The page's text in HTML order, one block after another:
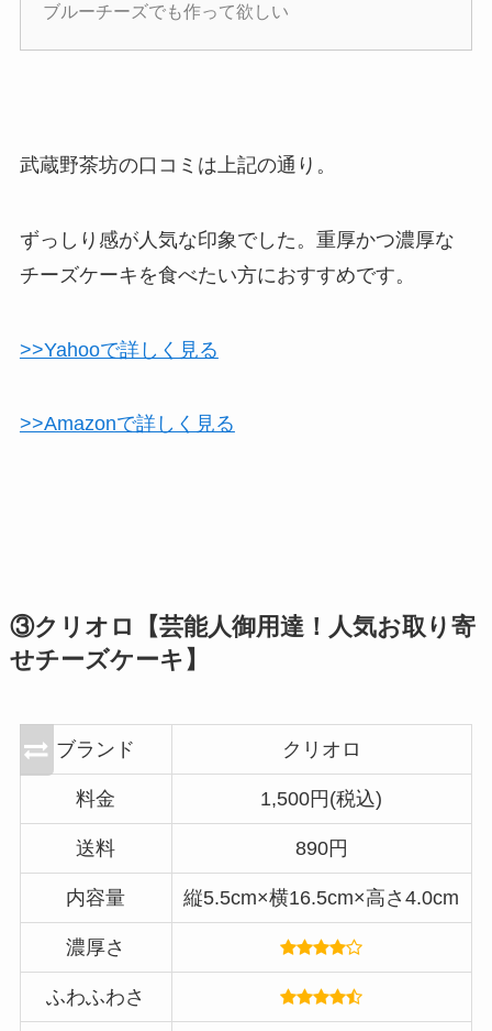
ブルーチーズでも作って欲しい
武蔵野茶坊の口コミは上記の通り。
ずっしり感が人気な印象でした。重厚かつ濃厚な
チーズケーキを食べたい方におすすめです。
>>Yahooで詳しく見る
>>Amazonで詳しく見る
③クリオロ【芸能人御用達！人気お取り寄
せチーズケーキ】
ブランド クリオロ
料金 1,500円(税込)
送料 890円
内容量 縦5.5cm×横16.5cm×高さ4.0cm
濃厚さ
ふわふわさ